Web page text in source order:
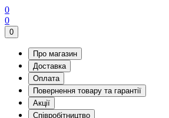
0
0
0
Про магазин
Доставка
Оплата
Повернення товару та гарантії
Акції
Співробітництво